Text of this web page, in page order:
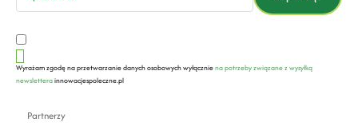
Wyrażam zgodę na przetwarzanie danych osobowych wyłączniena potrzeby związane z wysyłką
newsletterainnowacjespoleczne.pl
Partnerzy